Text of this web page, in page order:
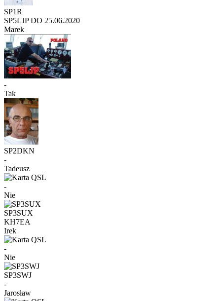
SP1R
SP5LJP DO 25.06.2020
Marek
-
Tak
SP2DKN
-
Tadeusz
-
Nie
SP3SUX
KH7EA
Irek
-
Nie
SP3SWJ
-
Jarosław